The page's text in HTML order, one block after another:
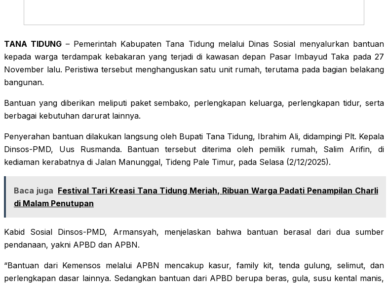
TANA TIDUNG – Pemerintah Kabupaten Tana Tidung melalui Dinas Sosial menyalurkan bantuan
kepada warga terdampak kebakaran yang terjadi di kawasan depan Pasar Imbayud Taka pada 27
November lalu. Peristiwa tersebut menghanguskan satu unit rumah, terutama pada bagian belakang
bangunan.
Bantuan yang diberikan meliputi paket sembako, perlengkapan keluarga, perlengkapan tidur, serta
berbagai kebutuhan darurat lainnya.
Penyerahan bantuan dilakukan langsung oleh Bupati Tana Tidung, Ibrahim Ali, didampingi Plt. Kepala
Dinsos-PMD, Uus Rusmanda. Bantuan tersebut diterima oleh pemilik rumah, Salim Arifin, di
kediaman kerabatnya di Jalan Manunggal, Tideng Pale Timur, pada Selasa (2/12/2025).
Baca juga Festival Tari Kreasi Tana Tidung Meriah, Ribuan Warga Padati Penampilan Charli
di Malam Penutupan
Kabid Sosial Dinsos-PMD, Armansyah, menjelaskan bahwa bantuan berasal dari dua sumber
pendanaan, yakni APBD dan APBN.
“Bantuan dari Kemensos melalui APBN mencakup kasur, family kit, tenda gulung, selimut, dan
perlengkapan dasar lainnya. Sedangkan bantuan dari APBD berupa beras, gula, susu kental manis,